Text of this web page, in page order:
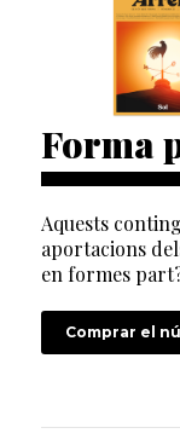
Forma
Aquests
aportacions
en formes
Comprar el